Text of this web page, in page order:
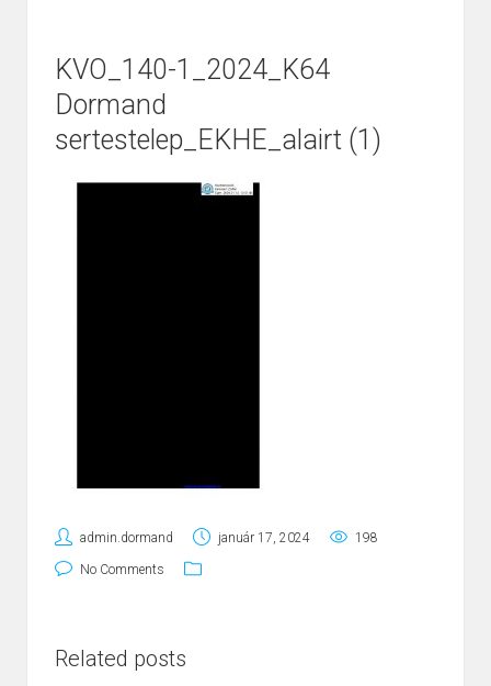
KVO_140-1_2024_K64
Dormand
sertestelep_EKHE_alairt (1)
admin.dormand január 17, 2024 198
No Comments
Related posts